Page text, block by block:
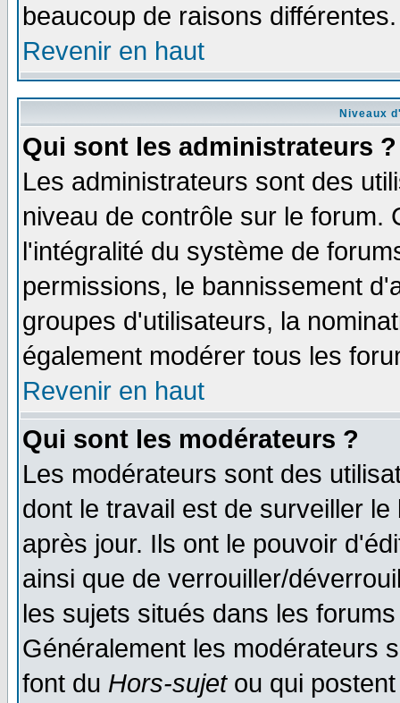
beaucoup de raisons différentes.
Revenir en haut
Niveaux
Qui sont les administrateurs ?
Les administrateurs sont des
niveau de contrôle sur le forum.
l'intégralité du système de
permissions, le bannissement
groupes d'utilisateurs, la
également modérer tous les
Revenir en haut
Qui sont les modérateurs ?
Les modérateurs sont des
dont le travail est de surveiller
après jour. Ils ont le pouvoir
ainsi que de verrouiller/
les sujets situés dans les
Généralement les modérateurs
font du Hors-sujetou qui